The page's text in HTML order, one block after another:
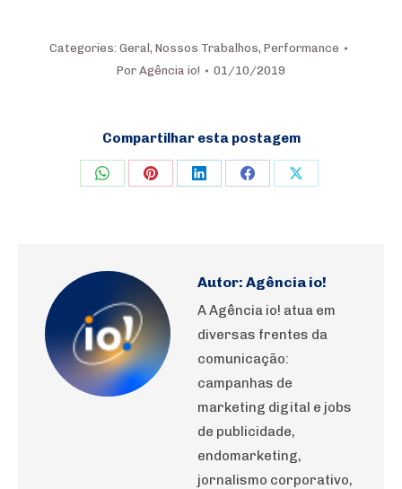
Categories: Geral , Nossos Trabalhos, Performance
Por Agência io! 01/10/2019
Compartilhar esta postagem
Share Share Share Share Share
Autor: Agência io!
A Agência io! atua em
diversas frentes da
comunicação:
campanhas de
marketing digital e jobs
de publicidade,
endomarketing,
jornalismo corporativo,